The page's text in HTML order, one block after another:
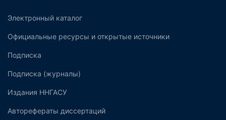
Электронный каталог
Официальные ресурсы и открытые источники
Подписка
Подписка (журналы)
Издания ННГАСУ
Авторефераты диссертаций